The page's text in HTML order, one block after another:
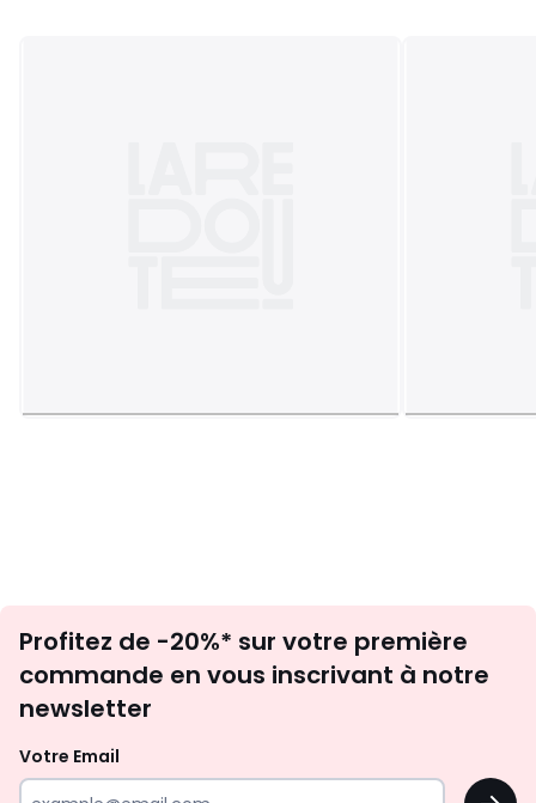
newsletter
Profitez de -20%* sur votre première
commande en vous inscrivant à notre
newsletter
Votre Email
OK